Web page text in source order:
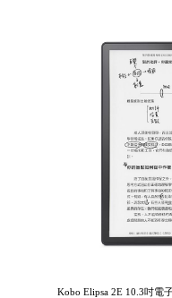
Kobo Elipsa 2E 10.3吋電